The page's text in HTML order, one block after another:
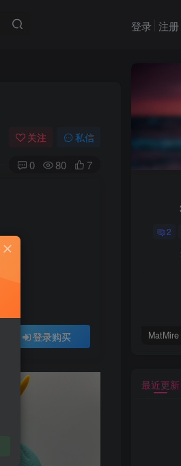
登录 注册
关注 私信
0 80 7
登录购买
2
最近更新
2